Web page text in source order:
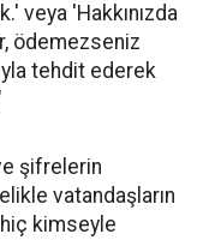
veya 'Hakkınızda
ödemezseniz
tehdit ederek
şifrelerin
vatandaşların
kimseyle